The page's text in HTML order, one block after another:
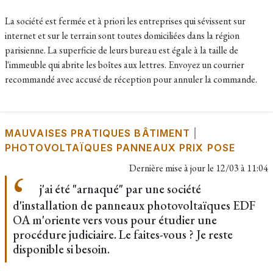
La société est fermée et à priori les entreprises qui sévissent sur
internet et sur le terrain sont toutes domiciliées dans la région
parisienne. La superficie de leurs bureau est égale à la taille de
l'immeuble qui abrite les boîtes aux lettres. Envoyez un courrier
recommandé avec accusé de réception pour annuler la commande.
MAUVAISES PRATIQUES BÂTIMENT
PHOTOVOLTAÏQUES PANNEAUX PRIX POSE
Dernière mise à jour le 12/03 à 11:04
j'ai été "arnaqué" par une société
d'installation de panneaux photovoltaïques EDF
OA m'oriente vers vous pour étudier une
procédure judiciaire. Le faites-vous ? Je reste
disponible si besoin.